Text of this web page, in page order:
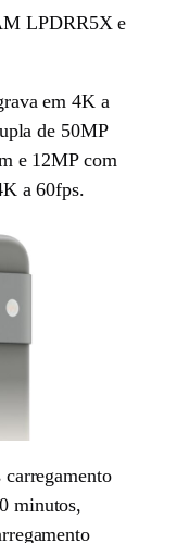
LPDRR5X e
em 4K a
de 50MP
e 12MP com
a 60fps.
minutos,